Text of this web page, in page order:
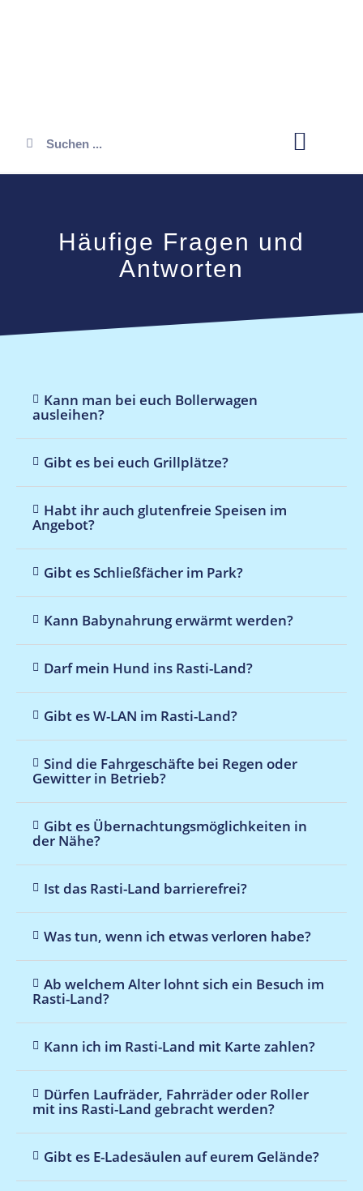
Häufige Fragen und
Antworten
Kann man bei euch Bollerwagen
ausleihen?
Gibt es bei euch Grillplätze?
Habt ihr auch glutenfreie Speisen im
Angebot?
Gibt es Schließfächer im Park?
Kann Babynahrung erwärmt werden?
Darf mein Hund ins Rasti-Land?
Gibt es W-LAN im Rasti-Land?
Sind die Fahrgeschäfte bei Regen oder
Gewitter in Betrieb?
Gibt es Übernachtungsmöglichkeiten in
der Nähe?
Ist das Rasti-Land barrierefrei?
Was tun, wenn ich etwas verloren habe?
Ab welchem Alter lohnt sich ein Besuch im
Rasti-Land?
Kann ich im Rasti-Land mit Karte zahlen?
Dürfen Laufräder, Fahrräder oder Roller
mit ins Rasti-Land gebracht werden?
Gibt es E-Ladesäulen auf eurem Gelände?